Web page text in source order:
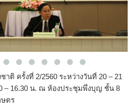
ติ ครั้งที่ 2/2560 ระหว่างวันที่ 20 – 21
– 16.30 น. ณ ห้องประชุมพึ่งบุญ ชั้น 8
ษตร